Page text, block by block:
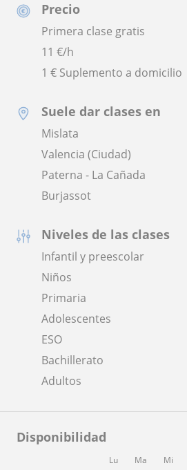
Precio
Primera clase gratis
11 €/h
1 € Suplemento a domicilio
Suele dar clases en
Mislata
Valencia (Ciudad)
Paterna - La Cañada
Burjassot
Niveles de las clases
Infantil y preescolar
Niños
Primaria
Adolescentes
ESO
Bachillerato
Adultos
Disponibilidad
Lu Ma Mi